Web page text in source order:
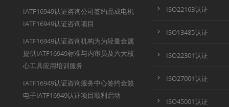
IATF16949认证咨询公司签约品成电机
IATF16949认证咨询项目
IATF16949认证咨询机构为为轻量金属
提供IATF16949标准与内审员及六大核
心工具应用培训服务
IATF16949认证咨询服务中心签约金籁
电子IATF16949认证项目顺利启动
ISO22163认证
ISO13485认证
ISO22301认证
ISO27001认证
ISO45001认证